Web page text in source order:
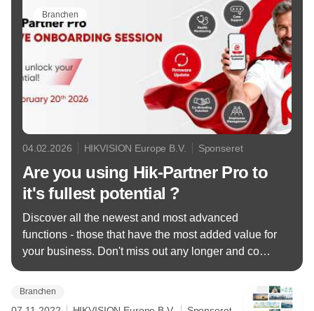
Branchen
04.02.2026 HIKVISION Europe B.V. Sponseret
Are you using Hik-Partner Pro to
it's fullest potential ?
Discover all the newest and most advanced
functions - those that have the most added value for
your business. Don't miss out any longer and come
Branchen